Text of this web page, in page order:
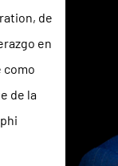
de
en
como
de la